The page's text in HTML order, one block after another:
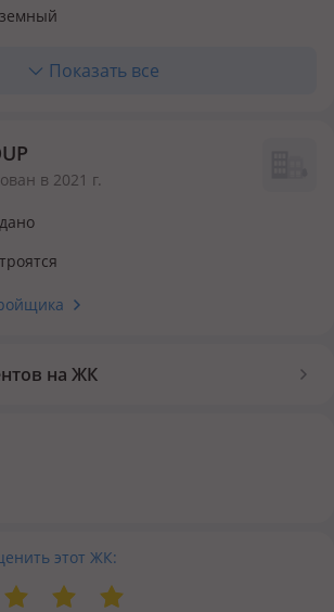
облицовочный кирпич
внутри ЖК
Спортивная площадка
Показать все
в 2021 г.
на ЖК
этот ЖК: